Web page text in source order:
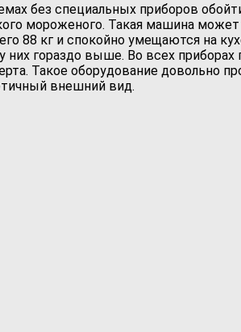
без специальных приборов
мороженого. Такая машина
88 кг и спокойно умещаются на
гораздо выше. Во всех
Такое оборудование довольно
внешний вид.